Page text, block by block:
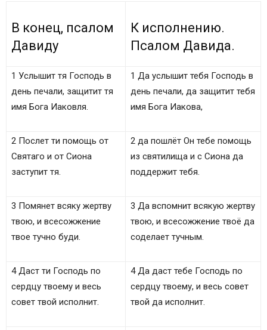
Слушать на видео православную молитву
псалом 19 на русском языке
на русском языке
Псалтырь, текст псалом 19 на церковно
славянском языке
К исполнению. Псалом Давида.
Вам понравилась молитва – оцените?
В конец, псалом
Давиду
К исполнению.
Псалом Давида.
1 Услышит тя Господь в
день печали, защитит тя
имя Бога Иаковля.
1 Да услышит тебя Господь в
день печали, да защитит тебя
имя Бога Иакова,
2 Послет ти помощь от
Святаго и от Сиона
заступит тя.
2 да пошлёт Он тебе помощь
из святилища и с Сиона да
поддержит тебя.
3 Помянет всяку жертву
твою, и всесожжение
твое тучно буди.
3 Да вспомнит всякую жертву
твою, и всесожжение твоё да
соделает тучным.
4 Даст ти Господь по
сердцу твоему и весь
совет твой исполнит.
4 Да даст тебе Господь по
сердцу твоему, и весь совет
твой да исполнит.